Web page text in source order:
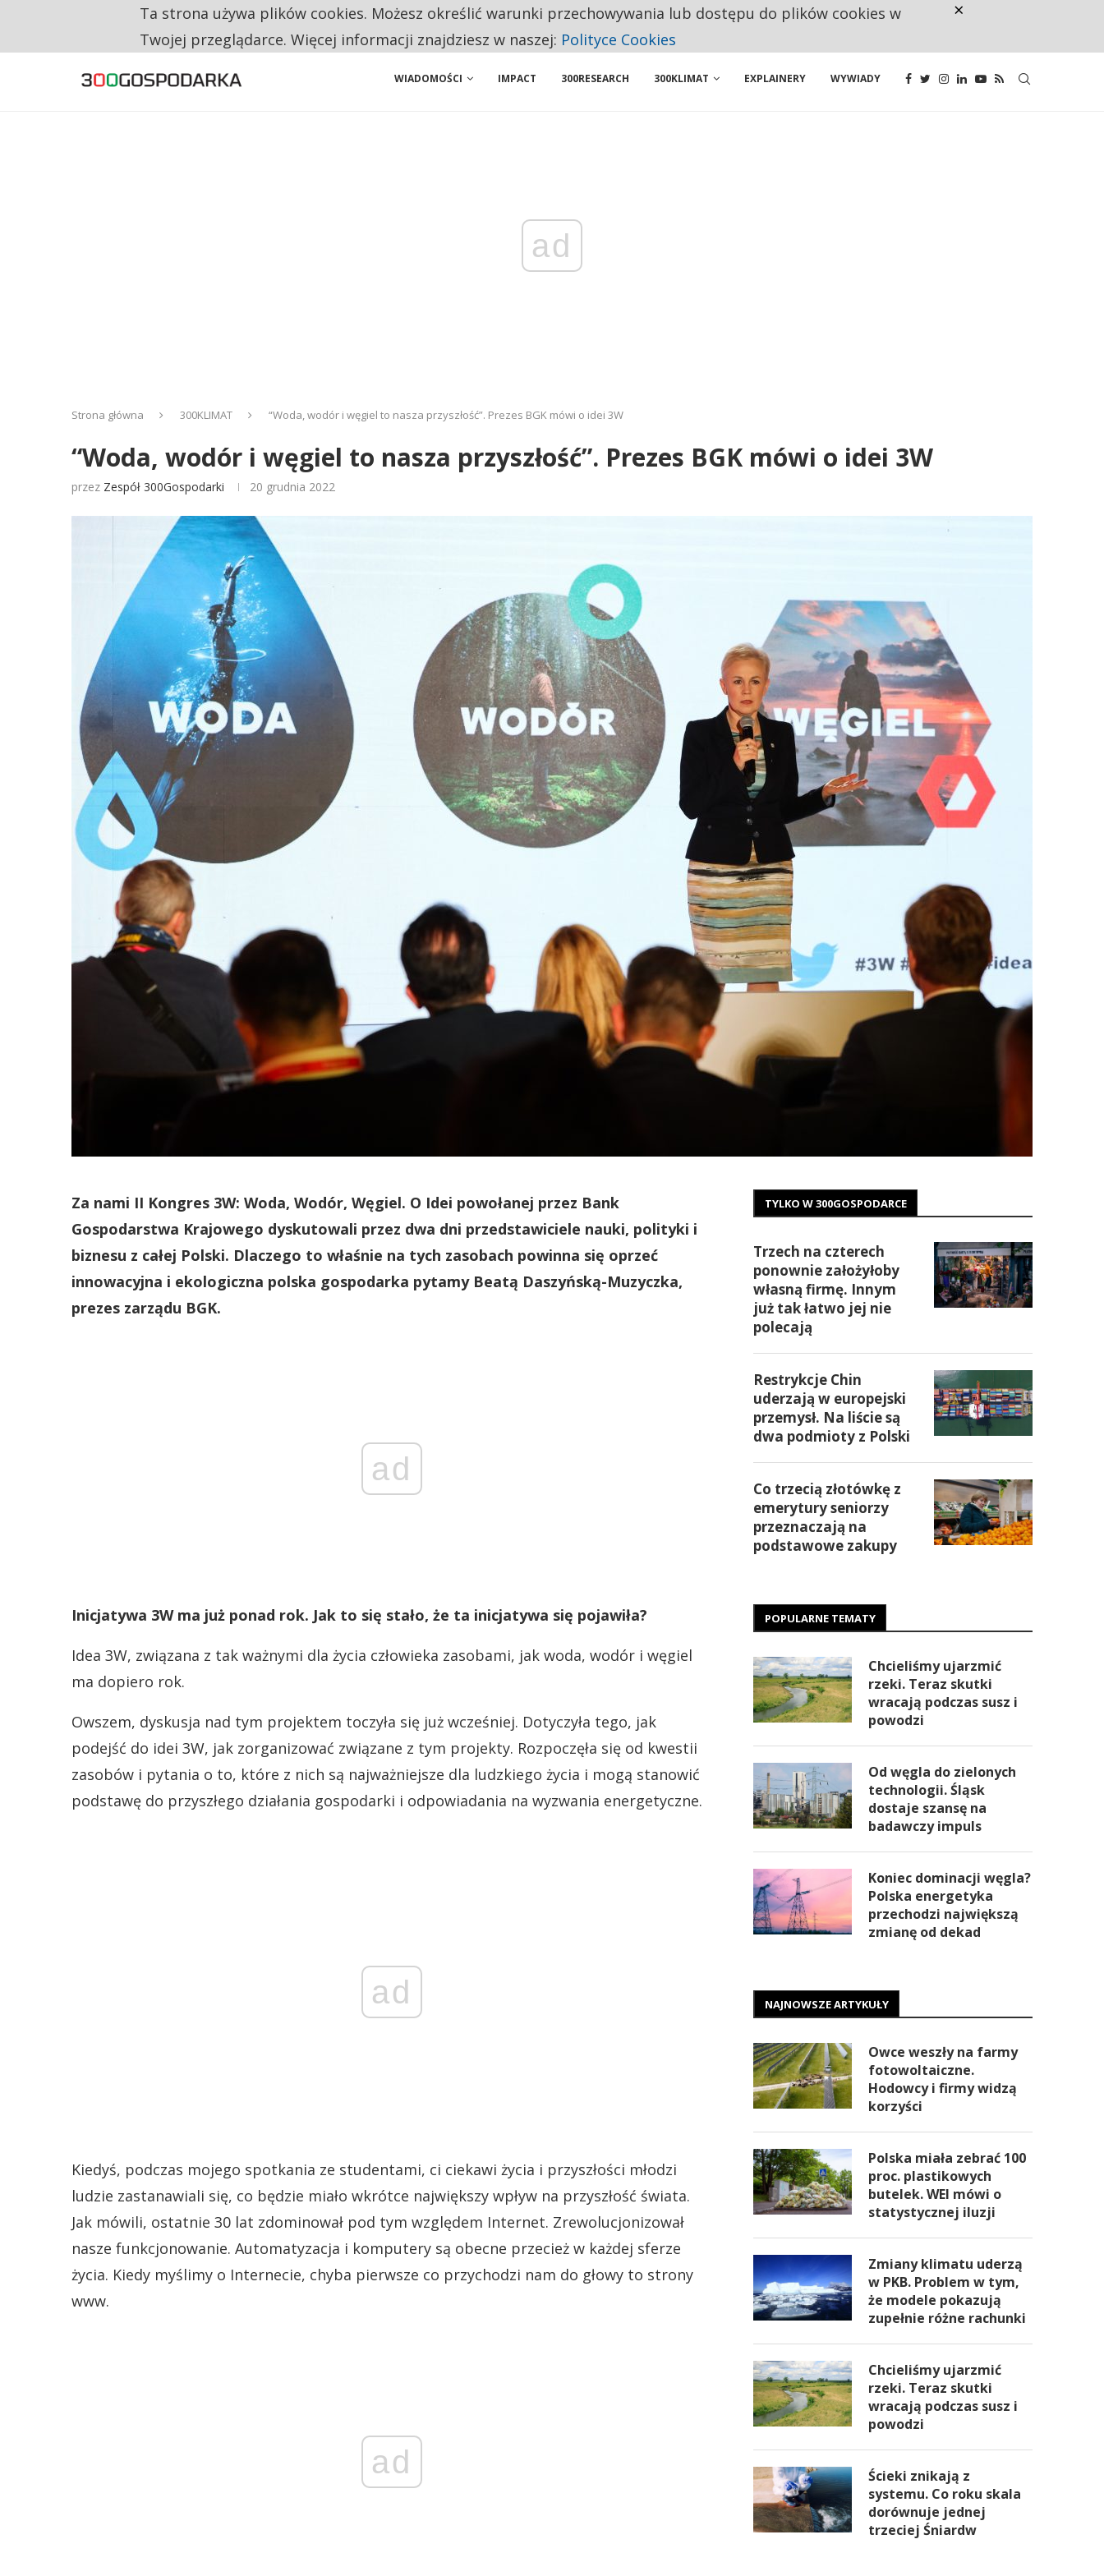
CO TRZECIĄ ZŁOTÓWKĘ Z EMERYTURY SENIORZY PRZEZNACZAJĄ NA PODSTAWOWE ZAKUPY
WIADOMOŚCI IMPACT 300RESEARCH 300KLIMAT EXPLAINERY WYWIADY
ad
Strona główna 300KLIMAT “Woda, wodór i węgiel to nasza przyszłość”. Prezes BGK mówi o idei 3W
“Woda, wodór i węgiel to nasza przyszłość”. Prezes BGK mówi o idei 3W
przez Zespół 300Gospodarki 20 grudnia 2022
Za nami II Kongres 3W: Woda, Wodór, Węgiel. O Idei powołanej przez Bank
Gospodarstwa Krajowego dyskutowali przez dwa dni przedstawiciele nauki, polityki i
biznesu z całej Polski. Dlaczego to właśnie na tych zasobach powinna się oprzeć
innowacyjna i ekologiczna polska gospodarka pytamy Beatą Daszyńską-Muzyczka,
prezes zarządu BGK.
ad
Inicjatywa 3W ma już ponad rok. Jak to się stało, że ta inicjatywa się pojawiła?
Idea 3W, związana z tak ważnymi dla życia człowieka zasobami, jak woda, wodór i węgiel
ma dopiero rok.
Owszem, dyskusja nad tym projektem toczyła się już wcześniej. Dotyczyła tego, jak
podejść do idei 3W, jak zorganizować związane z tym projekty. Rozpoczęła się od kwestii
zasobów i pytania o to, które z nich są najważniejsze dla ludzkiego życia i mogą stanowić
podstawę do przyszłego działania gospodarki i odpowiadania na wyzwania energetyczne.
ad
Kiedyś, podczas mojego spotkania ze studentami, ci ciekawi życia i przyszłości młodzi
ludzie zastanawiali się, co będzie miało wkrótce największy wpływ na przyszłość świata.
Jak mówili, ostatnie 30 lat zdominował pod tym względem Internet. Zrewolucjonizował
nasze funkcjonowanie. Automatyzacja i komputery są obecne przecież w każdej sferze
życia. Kiedy myślimy o Internecie, chyba pierwsze co przychodzi nam do głowy to strony
www.
ad
TYLKO W 300GOSPODARCE
Trzech na czterech
ponownie założyłoby
własną firmę. Innym
już tak łatwo jej nie
polecają
Restrykcje Chin
uderzają w europejski
przemysł. Na liście są
dwa podmioty z Polski
Co trzecią złotówkę z
emerytury seniorzy
przeznaczają na
podstawowe zakupy
POPULARNE TEMATY
Chcieliśmy ujarzmić
rzeki. Teraz skutki
wracają podczas susz i
powodzi
Od węgla do zielonych
technologii. Śląsk
dostaje szansę na
badawczy impuls
Koniec dominacji węgla?
Polska energetyka
przechodzi największą
zmianę od dekad
NAJNOWSZE ARTYKUŁY
Owce weszły na farmy
fotowoltaiczne.
Hodowcy i firmy widzą
korzyści
Polska miała zebrać 100
proc. plastikowych
butelek. WEI mówi o
statystycznej iluzji
Zmiany klimatu uderzą
w PKB. Problem w tym,
że modele pokazują
zupełnie różne rachunki
Chcieliśmy ujarzmić
rzeki. Teraz skutki
wracają podczas susz i
powodzi
Ścieki znikają z
systemu. Co roku skala
dorównuje jednej
trzeciej Śniardw
Ta strona używa plików cookies. Możesz określić warunki przechowywania lub dostępu do plików cookies w
Twojej przeglądarce. Więcej informacji znajdziesz w naszej: Polityce Cookies
×